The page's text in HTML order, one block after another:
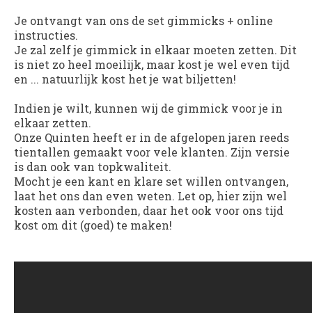
Je ontvangt van ons de set gimmicks + online
instructies.
Je zal zelf je gimmick in elkaar moeten zetten. Dit
is niet zo heel moeilijk, maar kost je wel even tijd
en ... natuurlijk kost het je wat biljetten!
Indien je wilt, kunnen wij de gimmick voor je in
elkaar zetten.
Onze Quinten heeft er in de afgelopen jaren reeds
tientallen gemaakt voor vele klanten. Zijn versie
is dan ook van topkwaliteit.
Mocht je een kant en klare set willen ontvangen,
laat het ons dan even weten. Let op, hier zijn wel
kosten aan verbonden, daar het ook voor ons tijd
kost om dit (goed) te maken!